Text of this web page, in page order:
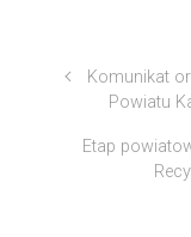
Komunikat
Powiatu
Etap